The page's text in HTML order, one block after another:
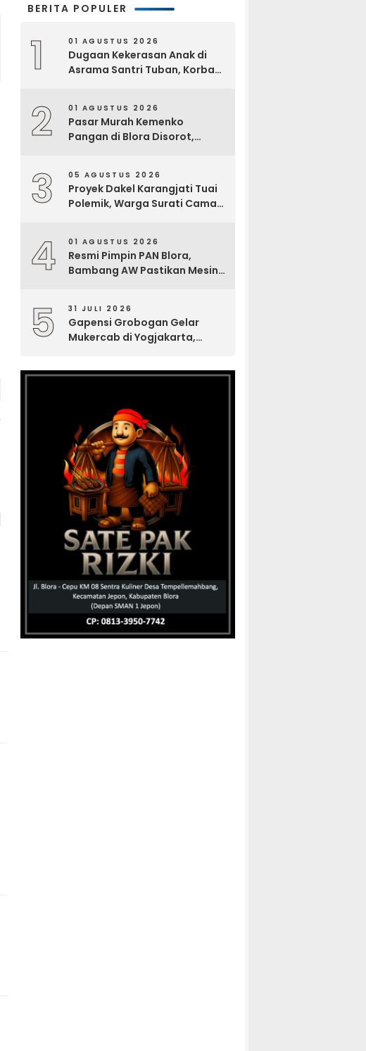
BERITA POPULER
1 01 AGUSTUS 2026
Dugaan Kekerasan Anak di
Asrama Santri Tuban, Korban
2 01 AGUSTUS 2026
Pasar Murah Kemenko
Pangan di Blora Disorot,
3 05 AGUSTUS 2026
Proyek Dakel Karangjati Tuai
Polemik, Warga Surati Camat
4 01 AGUSTUS 2026
Resmi Pimpin PAN Blora,
Bambang AW Pastikan Mesin
5 31 JULI 2026
Gapensi Grobogan Gelar
Mukercab di Yogjakarta,